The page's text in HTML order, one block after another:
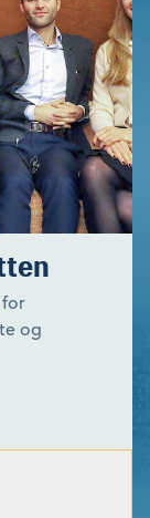
for
og